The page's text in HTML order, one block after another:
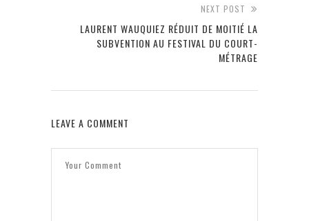
NEXT POST
LAURENT WAUQUIEZ RÉDUIT DE MOITIÉ LA
SUBVENTION AU FESTIVAL DU COURT-
MÉTRAGE
LEAVE A COMMENT